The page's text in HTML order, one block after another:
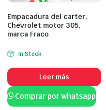
Empacadura del carter,
Chevrolet motor 305,
marca Fraco
In Stock
Leer más
Comprar por whatsapp